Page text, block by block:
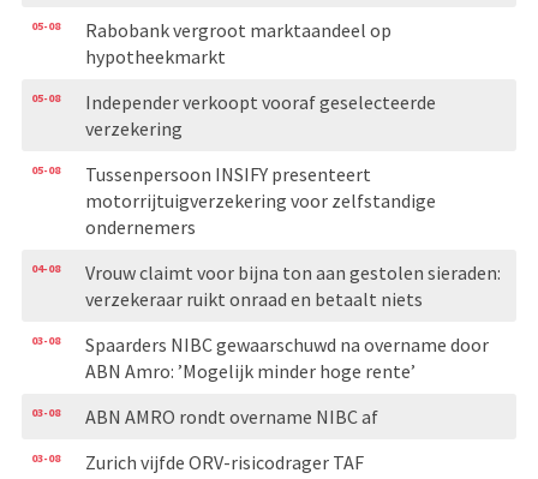
05-08
Rabobank vergroot marktaandeel op
hypotheekmarkt
05-08
Independer verkoopt vooraf geselecteerde
verzekering
05-08
Tussenpersoon INSIFY presenteert
motorrijtuigverzekering voor zelfstandige
ondernemers
04-08
Vrouw claimt voor bijna ton aan gestolen sieraden:
verzekeraar ruikt onraad en betaalt niets
03-08
Spaarders NIBC gewaarschuwd na overname door
ABN Amro: ’Mogelijk minder hoge rente’
03-08 ABN AMRO rondt overname NIBC af
03-08 Zurich vijfde ORV-risicodrager TAF